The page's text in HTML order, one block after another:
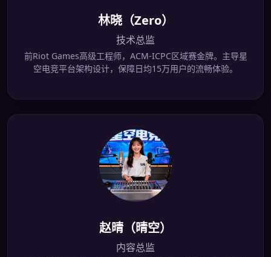
林晓（Zero）
技术总监
前Riot Games高级工程师，ACM-ICPC区域赛金牌。主导星
空电竞平台架构设计，保障日均15万用户的流畅体验。
赵晴（晴空）
内容总监